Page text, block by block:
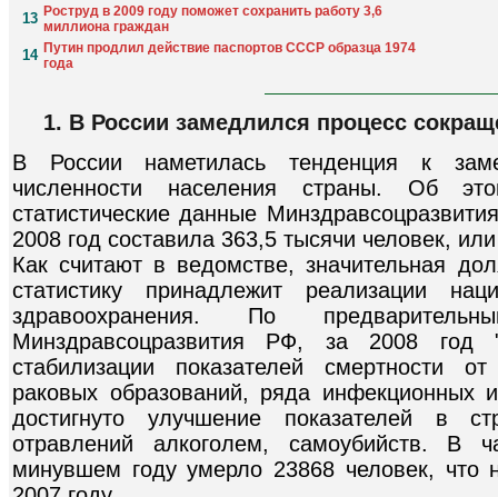
13 Роструд в 2009 году поможет сохранить работу 3,6
миллиона граждан
14 Путин продлил действие паспортов СССР образца 1974
года
1. В России замедлился процесс
В России наметилась тенденция к
численности населения страны. Об
статистические данные
2008 год составила 363,5 тысячи человек,
Как считают в ведомстве, значительная
статистику принадлежит реализации
здравоохранения. По
Минздравсоцразвития РФ, за 2008 год
стабилизации показателей смертности
раковых образований, ряда инфекционных
достигнуто улучшение показателей в
отравлений алкоголем, самоубийств. В
минувшем году умерло 23868 человек,